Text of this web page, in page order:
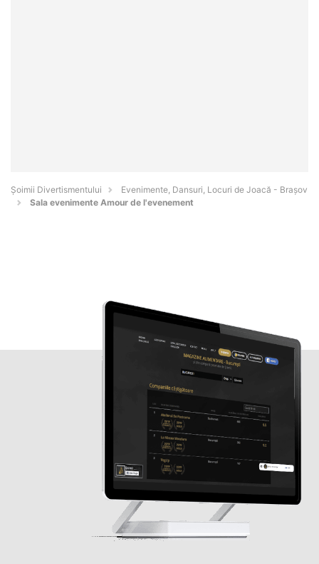
Şoimii Divertismentului
Evenimente, Dansuri, Locuri de Joacă - Braşov
Sala evenimente Amour de l'evenement